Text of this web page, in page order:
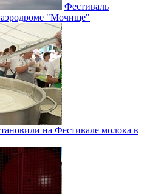
Фестиваль
"Мочище"
на Фестивале молока в